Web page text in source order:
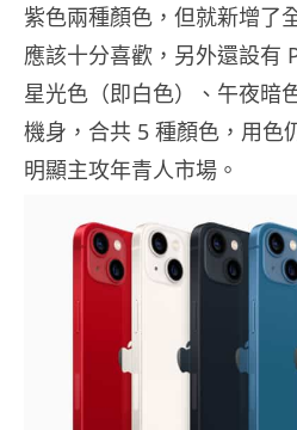
紫色兩種顏色，但就新增了
應該十分喜歡，另外還設有
星光色（即白色）、午夜暗
機身，合共 5 種顏色，用色
明顯主攻年青人市場。